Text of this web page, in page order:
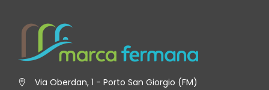
Via Oberdan, 1 - Porto San Giorgio (FM)